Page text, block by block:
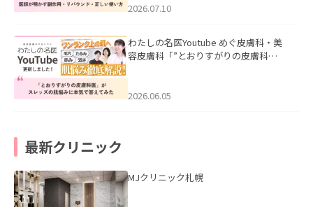
た。
2026.07.10
わたしの名医Youtube めぐ皮膚科・美
容皮膚科「”とおりすがりの皮膚科
2026.06.05
最新クリニック
MJクリニック札幌